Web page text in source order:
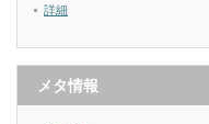
詳細
メタ情報